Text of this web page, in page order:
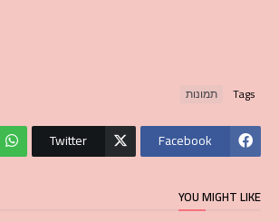
Tags תמונות
Facebook
Twitter
YOU MIGHT LIKE